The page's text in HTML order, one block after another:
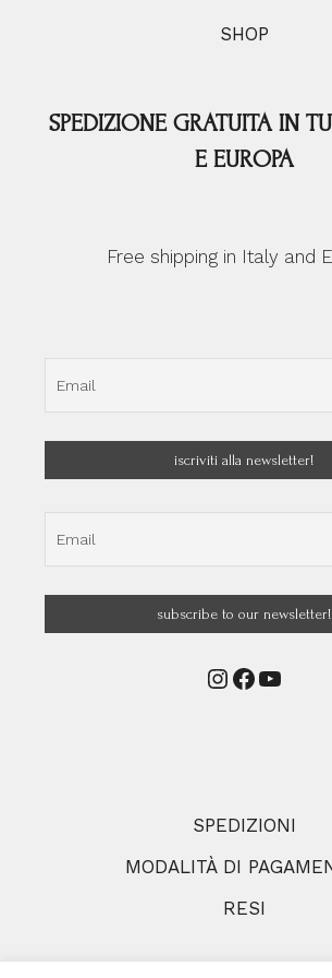
SHOP
SPEDIZIONE GRATUITA IN
E EUROPA
Free shipping in Italy and
Instagram
Facebook
SPEDIZIONI
MODALITÀ DI
RESI